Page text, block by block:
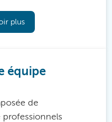
plus
équipe
de
professionnels